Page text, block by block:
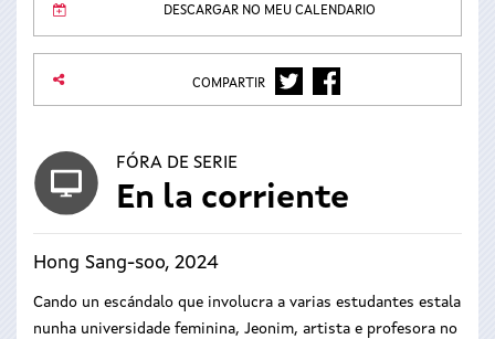
DESCARGAR NO MEU CALENDARIO
COMPARTIR TWITTERFACEBOOK
FÓRA DE SERIE
En la corriente
Hong Sang-soo, 2024
Cando un escándalo que involucra a varias estudantes estala
nunha universidade feminina, Jeonim, artista e profesora no